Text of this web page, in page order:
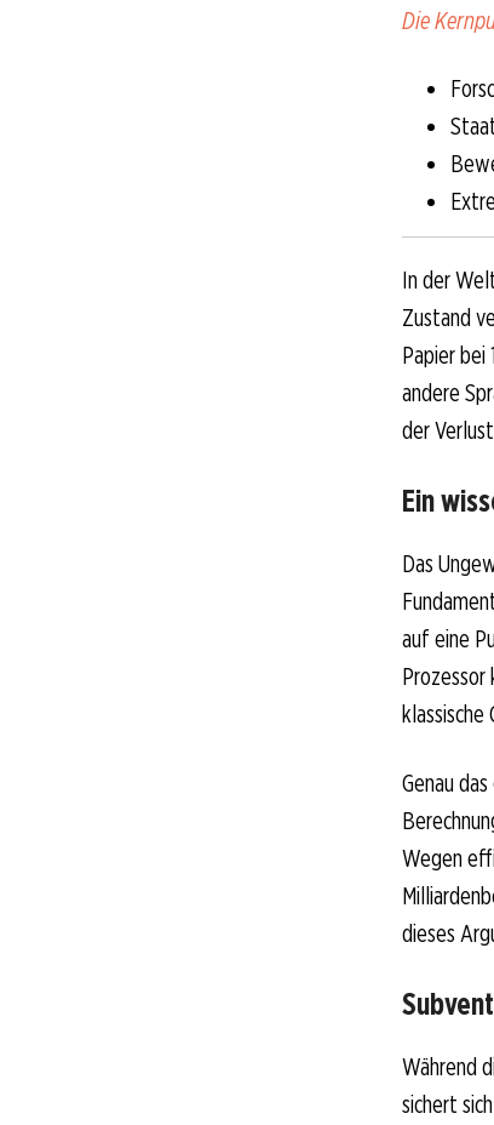
Die
In der
Zustand
Papier bei
andere
der
Ein
Das
auf eine
Prozessor
klassische
Genau
Wegen
dieses
Während
sichert